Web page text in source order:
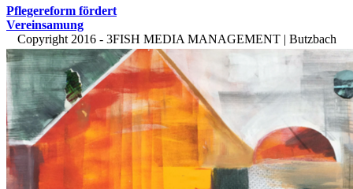
Pflegereform fördert
Vereinsamung
Copyright 2016 - 3FISH MEDIA MANAGEMENT | Butzbach
3FISH Media Management
Laden der Seite
Brauchen Sie Hilfe? Unser Team ist nur einen Klick enfernt!
Diese Website benutzt Cookies. Wenn Sie die Website weiter
nutzen, gehen wir von Ihrem Einverständnis aus.
OK
Datenschutzerklärung
Nach
oben